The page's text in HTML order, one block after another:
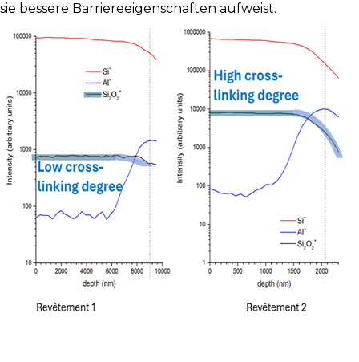
sie bessere Barriereeigenschaften aufweist.